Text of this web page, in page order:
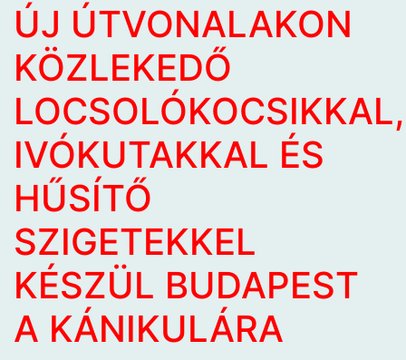
ÚJ ÚTVONALAKON
KÖZLEKEDŐ
LOCSOLÓKOCSIKKAL,
IVÓKUTAKKAL ÉS
HŰSÍTŐ
SZIGETEKKEL
KÉSZÜL BUDAPEST
A KÁNIKULÁRA